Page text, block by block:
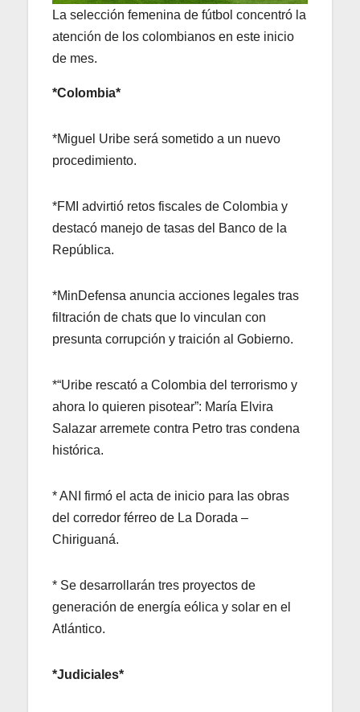
La selección femenina de fútbol concentró la
atención de los colombianos en este inicio
de mes.
*Colombia*
*Miguel Uribe será sometido a un nuevo
procedimiento.
*FMI advirtió retos fiscales de Colombia y
destacó manejo de tasas del Banco de la
República.
*MinDefensa anuncia acciones legales tras
filtración de chats que lo vinculan con
presunta corrupción y traición al Gobierno.
*“Uribe rescató a Colombia del terrorismo y
ahora lo quieren pisotear”: María Elvira
Salazar arremete contra Petro tras condena
histórica.
* ANI firmó el acta de inicio para las obras
del corredor férreo de La Dorada –
Chiriguaná.
* Se desarrollarán tres proyectos de
generación de energía eólica y solar en el
Atlántico.
*Judiciales*